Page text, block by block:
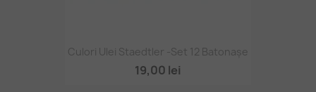
Culori Ulei Staedtler -set 12 Batonașe
19,00 lei